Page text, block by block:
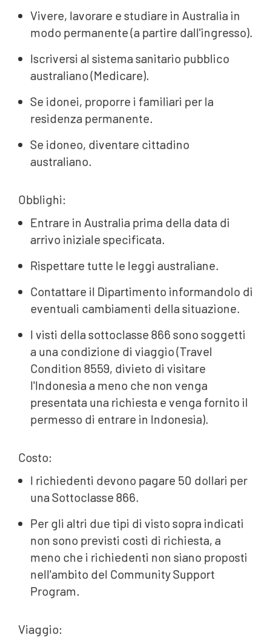
Vivere, lavorare e studiare in Australia in
modo permanente (a partire dall'ingresso).
Iscriversi al sistema sanitario pubblico
australiano (Medicare).
Se idonei, proporre i familiari per la
residenza permanente.
Se idoneo, diventare cittadino
australiano.
Obblighi:
Entrare in Australia prima della data di
arrivo iniziale specificata.
Rispettare tutte le leggi australiane.
Contattare il Dipartimento informandolo di
eventuali cambiamenti della situazione.
I visti della sottoclasse 866 sono soggetti
a una condizione di viaggio (Travel
Condition 8559, divieto di visitare
l'Indonesia a meno che non venga
presentata una richiesta e venga fornito il
permesso di entrare in Indonesia).
Costo:
I richiedenti devono pagare 50 dollari per
una Sottoclasse 866.
Per gli altri due tipi di visto sopra indicati
non sono previsti costi di richiesta, a
meno che i richiedenti non siano proposti
nell'ambito del Community Support
Program.
Viaggio: